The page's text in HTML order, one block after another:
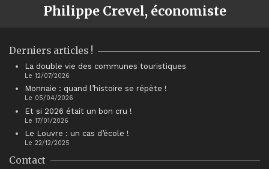
Philippe Crevel, économiste
Derniers articles !
La double vie des communes touristiques
Le 12/07/2026
Monnaie : quand l’histoire se répète !
Le 05/04/2026
Et si 2026 était un bon cru !
Le 17/01/2026
Le Louvre : un cas d’école !
Le 22/12/2025
Contact